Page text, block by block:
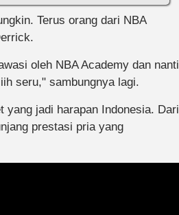
Terus orang dari NBA
oleh NBA Academy dan nanti
seru," sambungnya lagi.
yang jadi harapan Indonesia. Dari
prestasi pria yang